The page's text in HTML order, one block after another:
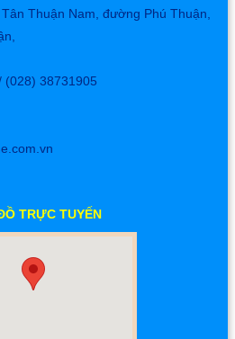
Thuận Nam, đường Phú Thuận,
(028) 38731905
TRỰC TUYẾN